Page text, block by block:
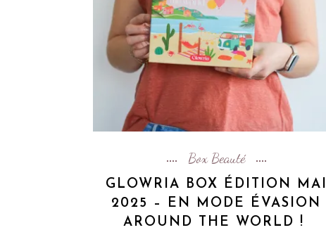
Box Beauté
GLOWRIA BOX ÉDITION MAI
2025 – EN MODE ÉVASION
AROUND THE WORLD !